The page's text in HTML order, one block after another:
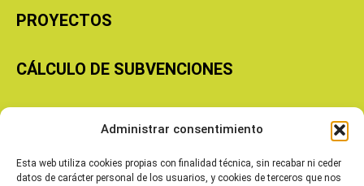
Administrar consentimiento
Esta web utiliza cookies propias con finalidad técnica, sin recabar ni ceder
datos de carácter personal de los usuarios, y cookies de terceros que nos
PROYECTOS
CÁLCULO DE SUBVENCIONES